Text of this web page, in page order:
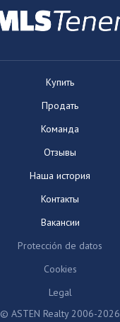
Купить
Продать
Команда
Отзывы
Наша история
Контакты
Вакансии
Protección de datos
Cookies
Legal
© ASTEN Realty 2006-2026